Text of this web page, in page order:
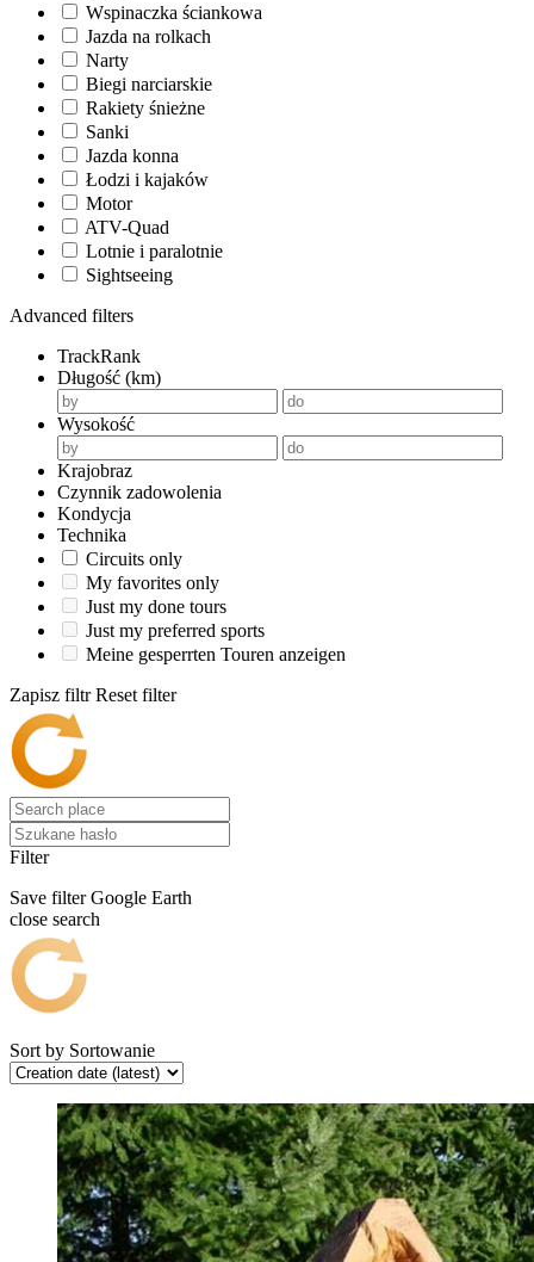
Wspinaczka ściankowa
Jazda na rolkach
Narty
Biegi narciarskie
Rakiety śnieżne
Sanki
Jazda konna
Łodzi i kajaków
Motor
ATV-Quad
Lotnie i paralotnie
Sightseeing
Advanced filters
TrackRank
Długość (km)
Wysokość
Krajobraz
Czynnik zadowolenia
Kondycja
Technika
Circuits only
My favorites only
Just my done tours
Just my preferred sports
Meine gesperrten Touren anzeigen
Zapisz filtr Reset filter
Filter
Save filter Google Earth
close search
Sort by Sortowanie